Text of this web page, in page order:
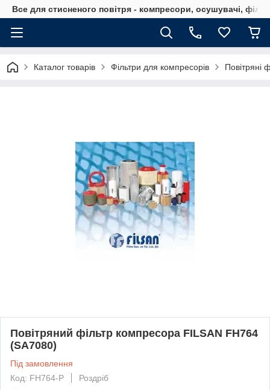
Все для стисненого повітря - компресори, осушувачі,
Каталог товарів Фільтри для компресорів Повітряні
Повітряний фільтр компресора FILSAN FH764
(SA7080)
Під замовлення
Код: FH764-P
Роздріб